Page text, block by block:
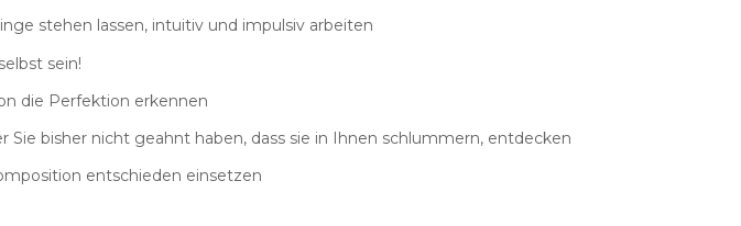
stehen lassen, intuitiv und impulsiv arbeiten
sein!
die Perfektion erkennen
Sie bisher nicht geahnt haben, dass sie in Ihnen schlummern, entdecken
entschieden einsetzen